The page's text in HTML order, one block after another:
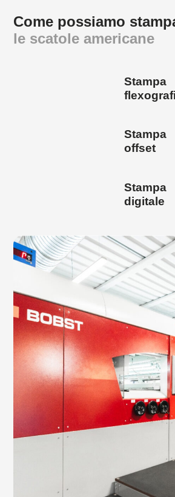
Come possiamo
le scatole americane
Stampa
Stampa
offset
Stampa
digitale